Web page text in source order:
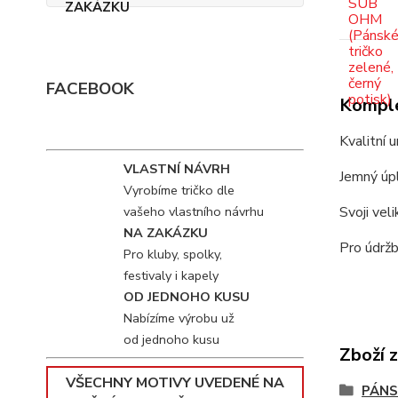
FACEBOOK
VLASTNÍ NÁVRH
Vyrobíme tričko dle
vašeho vlastního návrhu
NA ZAKÁZKU
Pro kluby, spolky,
festivaly i kapely
OD JEDNOHO KUSU
Nabízíme výrobu už
od jednoho kusu
VŠECHNY MOTIVY UVEDENÉ NA
Kvalitní
Jemný
Svoji
Pro
Zboží